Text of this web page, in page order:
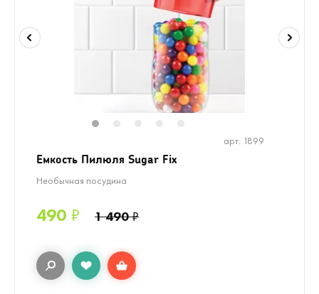
арт. 1899
Емкость Пилюля Sugar Fix
Необычная посудина
490 ₽ 1 490₽